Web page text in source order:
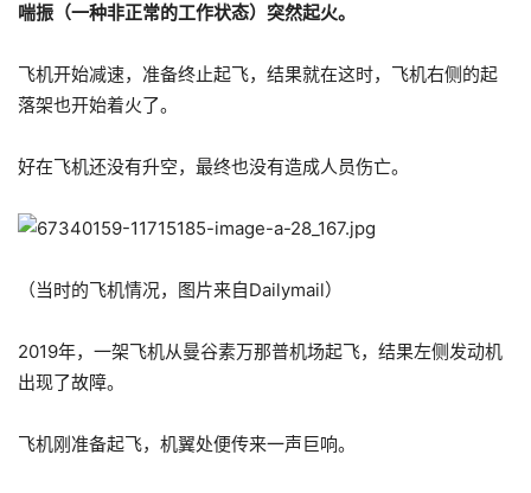
喘振（一种非正常的工作状态）突然起火。
飞机开始减速，准备终止起飞，结果就在这时，飞机右侧的起
落架也开始着火了。
好在飞机还没有升空，最终也没有造成人员伤亡。
（当时的飞机情况，图片来自Dailymail）
2019年，一架飞机从曼谷素万那普机场起飞，结果左侧发动机
出现了故障。
飞机刚准备起飞，机翼处便传来一声巨响。